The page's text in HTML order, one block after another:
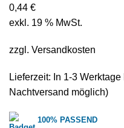
0,44 €
exkl. 19 % MwSt.
zzgl. Versandkosten
Lieferzeit: In 1-3 Werktage
Nachtversand möglich)
100% PASSEND